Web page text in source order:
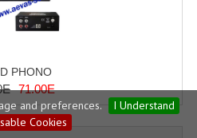
and preferences.
I Understand
Cookies
PHONO
71.00E